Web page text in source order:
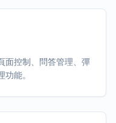
面控制、問答管理、彈
能。